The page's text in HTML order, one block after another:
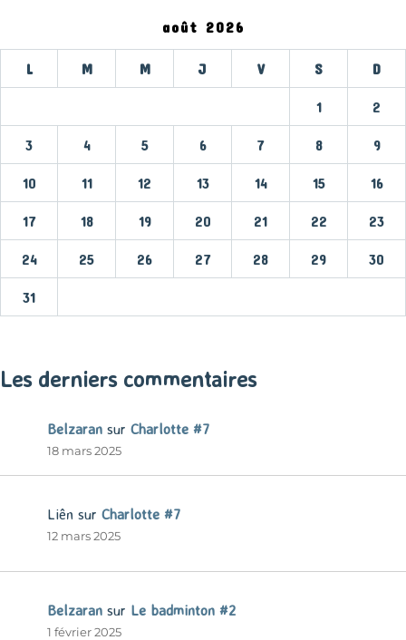
août 2026
L M M J V S D
1 2
3 4 5 6 7 8 9
10 11 12 13 14 15 16
17 18 19 20 21 22 23
24 25 26 27 28 29 30
31
Les derniers commentaires
Belzaran sur Charlotte #7
18 mars 2025
Liên sur Charlotte #7
12 mars 2025
Belzaran sur Le badminton #2
1 février 2025